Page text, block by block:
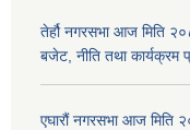
तेर्हौ नगरसभा आज मिति
बजेट, नीति तथा
एघारौं नगरसभा आज